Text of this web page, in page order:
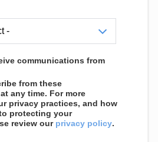
communications from
from these
any time. For more
privacy practices, and how
protecting your
review our privacy policy.